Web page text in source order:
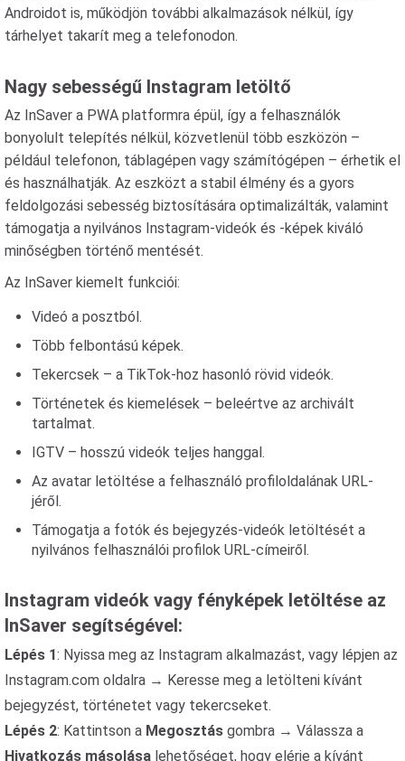
Androidot is, működjön további alkalmazások nélkül, így
tárhelyet takarít meg a telefonodon.
Nagy sebességű Instagram letöltő
Az InSaver a PWA platformra épül, így a felhasználók
bonyolult telepítés nélkül, közvetlenül több eszközön –
például telefonon, táblagépen vagy számítógépen – érhetik el
és használhatják. Az eszközt a stabil élmény és a gyors
feldolgozási sebesség biztosítására optimalizálták, valamint
támogatja a nyilvános Instagram-videók és -képek kiváló
minőségben történő mentését.
Az InSaver kiemelt funkciói:
Videó a posztból.
Több felbontású képek.
Tekercsek – a TikTok-hoz hasonló rövid videók.
Történetek és kiemelések – beleértve az archivált
tartalmat.
IGTV – hosszú videók teljes hanggal.
Az avatar letöltése a felhasználó profiloldalának URL-
jéről.
Támogatja a fotók és bejegyzés-videók letöltését a
nyilvános felhasználói profilok URL-címeiről.
Instagram videók vagy fényképek letöltése az
InSaver segítségével:
Lépés 1: Nyissa meg az Instagram alkalmazást, vagy lépjen az
Instagram.com oldalra → Keresse meg a letölteni kívánt
bejegyzést, történetet vagy tekercseket.
Lépés 2: Kattintson a Megosztás gombra → Válassza a
Hivatkozás másolása lehetőséget, hogy elérje a kívánt